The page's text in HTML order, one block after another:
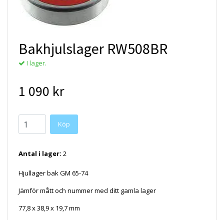
Bakhjulslager RW508BR
I lager.
1 090 kr
Antal i lager: 2
Hjullager bak GM 65-74
Jämför mått och nummer med ditt gamla lager
77,8 x 38,9 x 19,7 mm